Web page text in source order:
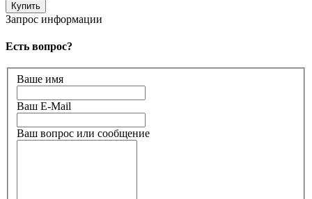
Запрос информации
Есть вопрос?
Ваше имя
Ваш E-Mail
Ваш вопрос или сообщение